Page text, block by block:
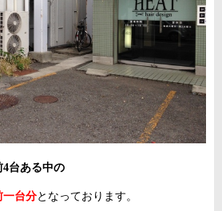
4台ある中の
一台分となっております。